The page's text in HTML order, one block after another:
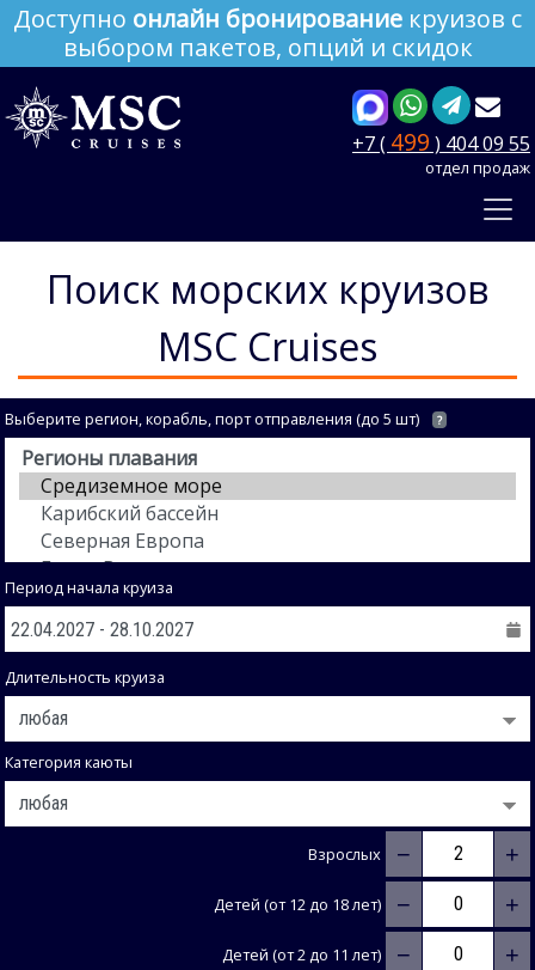
Доступно онлайн бронирование круизов с
выбором пакетов, опций и скидок
+7 ( 499 ) 404 09 55
отдел продаж
Поиск морских круизов
MSC Cruises
Выберите регион, корабль, порт отправления (до 5 шт) ?
Период начала круиза
Длительность круиза
Категория каюты
Взрослых − +
Детей (от 12 до 18 лет) − +
Детей (от 2 до 11 лет) − +